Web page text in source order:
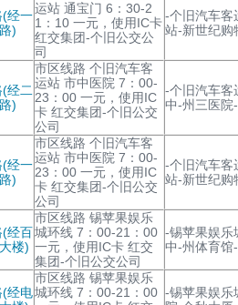
(经一
路)
运站 通宝门 6：30-2
1：10 一元，使用IC卡
红交集团-个旧公交公
司
-个旧汽车客
站-新世纪购
经二
路)
市区线路 个旧汽车客
运站 市中医院 7：00-
23：00 一元，使用IC
卡 红交集团-个旧公交
公司
-个旧汽车客
中-州三医院
(经一
路)
市区线路 个旧汽车客
运站 市中医院 7：00-
23：00 一元，使用IC
卡 红交集团-个旧公交
公司
-个旧汽车客
站-新世纪购
(经百
楼)
市区线路 锡苹果娱乐
城环线 7：00-21：00
一元，使用IC卡 红交
集团-个旧公交公司
-锡苹果娱乐
中-州体育馆
(经电
市区线路 锡苹果娱乐
城环线 7：00-21：00 -锡苹果娱乐